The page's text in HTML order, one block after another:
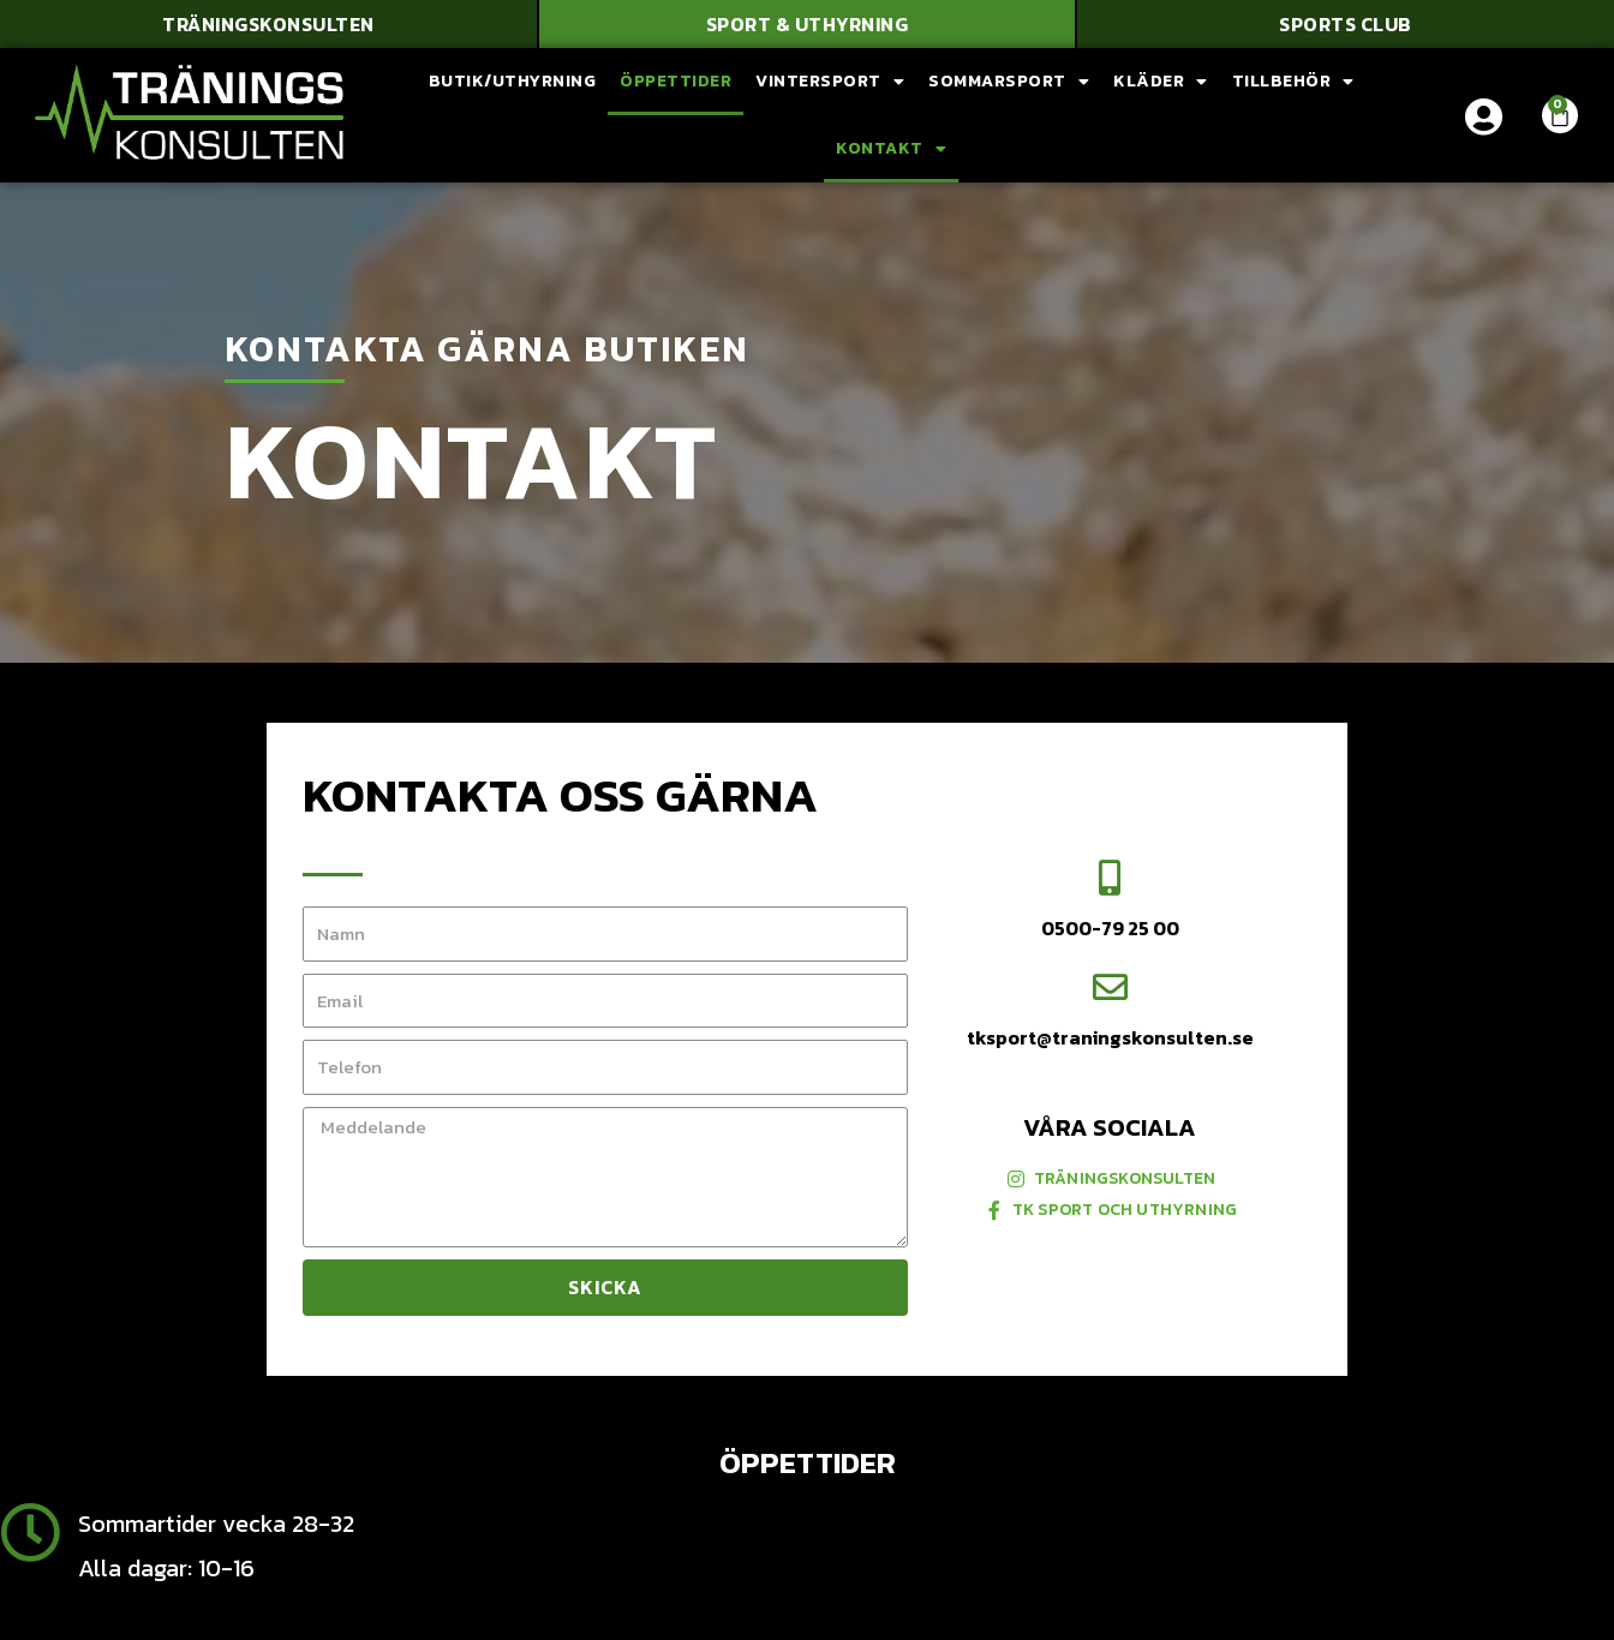
TRÄNINGSKONSULTEN SPORT & UTHYRNING SPORTS CLUB
BUTIK/UTHYRNING ÖPPETTIDER VINTERSPORT SOMMARSPORT KLÄDER TILLBEHÖR
KONTAKT
KONTAKTA GÄRNA BUTIKEN
KONTAKT
KONTAKTA OSS GÄRNA
SKICKA
0500-79 25 00
tksport@traningskonsulten.se
VÅRA SOCIALA
TRÄNINGSKONSULTEN
TK SPORT OCH UTHYRNING
ÖPPETTIDER
Sommartider vecka 28-32
Alla dagar: 10-16